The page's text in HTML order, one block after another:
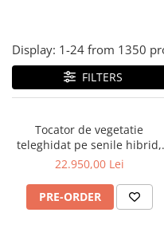
Afanatoare
Freze de pamant
Prasitoare
Display: 1-24 from 1350
FILTERS
Tocator de vegetatie
teleghidat pe senile hibrid,
benzina, 120 cm, motor
RSC120PRO Hibrid
22.950,00 Lei
PRE-ORDER